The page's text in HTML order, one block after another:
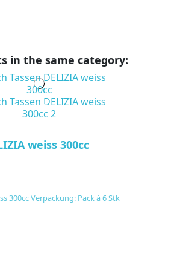
in the same category:
Out-of-Stock
weiss 300cc
300cc Verpackung: Pack à 6 Stk